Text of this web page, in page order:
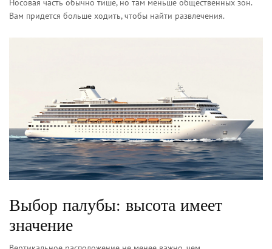
Носовая часть обычно тише, но там меньше общественных зон.
Вам придется больше ходить, чтобы найти развлечения.
Выбор палубы: высота имеет
значение